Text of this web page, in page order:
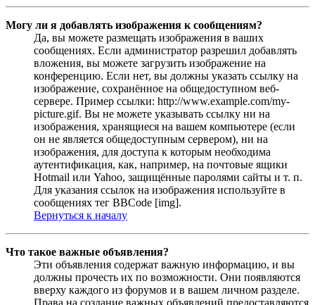
Могу ли я добавлять изображения к сообщениям?
Да, вы можете размещать изображения в ваших
сообщениях. Если администратор разрешил добавлять
вложения, вы можете загрузить изображение на
конференцию. Если нет, вы должны указать ссылку на
изображение, сохранённое на общедоступном веб-
сервере. Пример ссылки: http://www.example.com/my-
picture.gif. Вы не можете указывать ссылку ни на
изображения, хранящиеся на вашем компьютере (если
он не является общедоступным сервером), ни на
изображения, для доступа к которым необходима
аутентификация, как, например, на почтовые ящики
Hotmail или Yahoo, защищённые паролями сайты и т. п.
Для указания ссылок на изображения используйте в
сообщениях тег BBCode [img].
Вернуться к началу
Что такое важные объявления?
Эти объявления содержат важную информацию, и вы
должны прочесть их по возможности. Они появляются
вверху каждого из форумов и в вашем личном разделе.
Права на создание важных объявлений предоставляются